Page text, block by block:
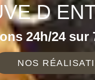
D
24h/24 sur
NOS